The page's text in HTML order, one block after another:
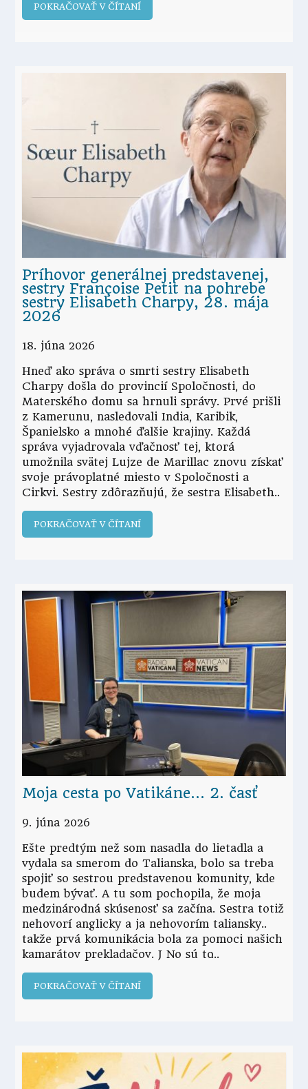
POKRAČOVAŤ V ČÍTANÍ
Príhovor generálnej predstavenej,
sestry Françoise Petit na pohrebe
sestry Elisabeth Charpy, 28. mája
2026
18. júna 2026
Hneď ako správa o smrti sestry Elisabeth
Charpy došla do provincií Spoločnosti, do
Materského domu sa hrnuli správy. Prvé prišli
z Kamerunu, nasledovali India, Karibik,
Španielsko a mnohé ďalšie krajiny. Každá
správa vyjadrovala vďačnosť tej, ktorá
umožnila svätej Lujze de Marillac znovu získať
svoje právoplatné miesto v Spoločnosti a
Cirkvi. Sestry zdôrazňujú, že sestra Elisabeth
POKRAČOVAŤ V ČÍTANÍ
Moja cesta po Vatikáne… 2. časť
9. júna 2026
Ešte predtým než som nasadla do lietadla a
vydala sa smerom do Talianska, bolo sa treba
spojiť so sestrou predstavenou komunity, kde
budem bývať. A tu som pochopila, že moja
medzinárodná skúsenosť sa začína. Sestra totiž
nehovorí anglicky a ja nehovorím taliansky..
takže prvá komunikácia bola za pomoci našich
kamarátov prekladačov. J No sú to
POKRAČOVAŤ V ČÍTANÍ